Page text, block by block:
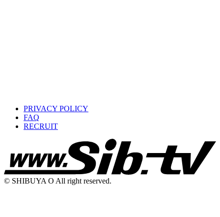
PRIVACY POLICY
FAQ
RECRUIT
© SHIBUYA O All right reserved.